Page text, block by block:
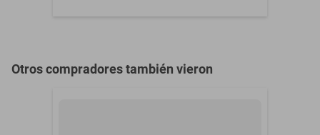
Otros compradores también vieron